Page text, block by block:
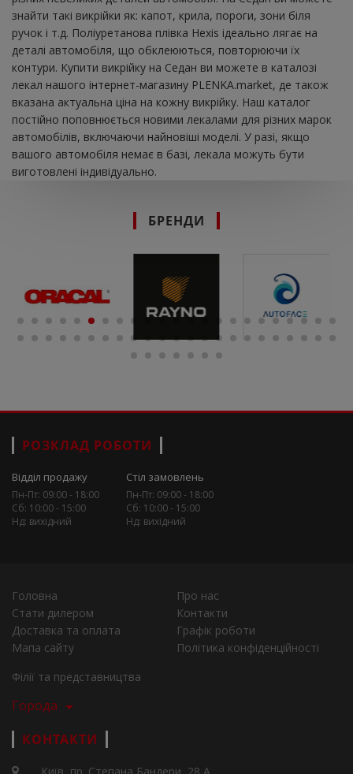
знайти такі викрійки як: капот, крила, пороги, зони біля
ручок і т.д. Поліуретанова плівка Hexis ідеально лягає на
деталі автомобіля, що обклеюються, повторюючи їх
контури. Купити викрійку на Седан ви можете в каталозі
лекал нашого інтернет-магазину PLENKA.market, де також
вказана актуальна ціна на кожну викрійку. Наш каталог
постійно поповнюється новими лекалами для різних марок
автомобілів, включаючи найновіші моделі. У разі, якщо
вашого автомобіля немає в базі, лекала можуть бути
виготовлені індивідуально.
БРЕНДИ
РОЗКЛАД РОБОТИ
Відділ продажу
Пн-Пт: 09:00 - 18:00
Сб: 10:00 - 15:00
Нд: вихідний
Стіл замовлень
Пн-Пт: 09:00 - 18:00
Сб: 10:00 - 15:00
Нд: вихідний
Головна
Про нас
Стати дилером
Контакти
Доставка та оплата
Графік роботи
Мапа сайту
Політика конфіденційності
Філії та представництва
Города
КОНТАКТИ